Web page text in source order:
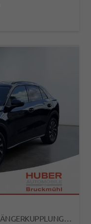
1,5 ETSI DSG LIFE LED PLUS ANHÄNGERKUPPLUNG NAVIGATION DIGITAL PRO SITZHEIZUNG BEHEIZTES LENKRAD 17 ZOLL ALU 5J GARANTIE